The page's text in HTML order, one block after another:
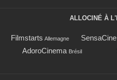
ALLOCINÉ À
Filmstarts Allemagne SensaCine
AdoroCinema Brésil